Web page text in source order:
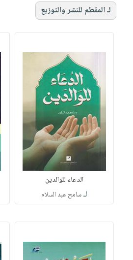
لـ المقطم للنشر والتوزيع
الدعاء للوالدين
لـسامح عبد السلام